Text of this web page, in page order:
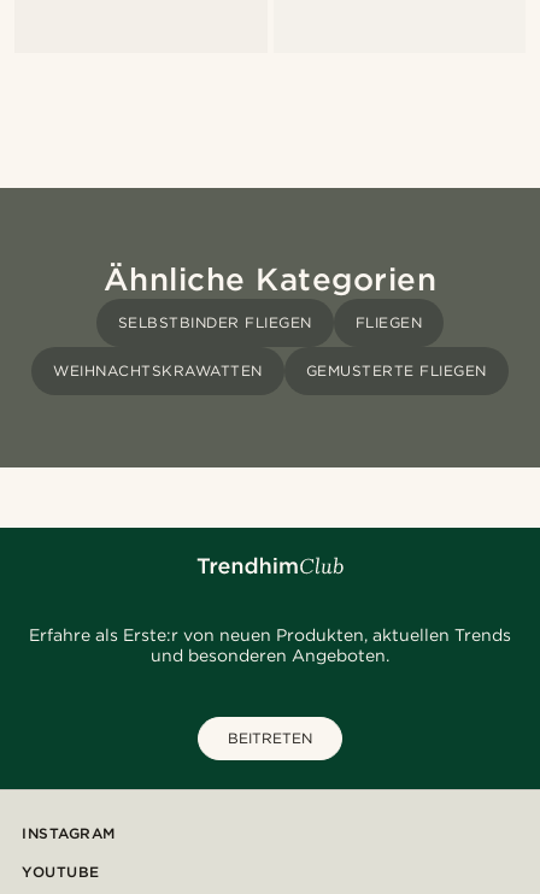
Ähnliche Kategorien
SELBSTBINDER FLIEGEN FLIEGEN
WEIHNACHTSKRAWATTEN GEMUSTERTE FLIEGEN
Erfahre als Erste:r von neuen Produkten, aktuellen Trends
und besonderen Angeboten.
BEITRETEN
INSTAGRAM
YOUTUBE